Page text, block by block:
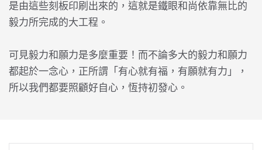
是由這些刻板印刷出來的，這就是鐵眼和尚依靠無比的
毅力所完成的大工程。
可見毅力和願力是多麼重要！而不論多大的毅力和願力
都起於一念心，正所謂「有心就有福，有願就有力」，
所以我們都要照顧好自心，恆持初發心。